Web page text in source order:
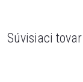
Súvisiaci tovar